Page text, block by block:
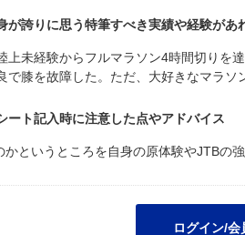
が誇りに思う特筆すべき実績や経験があ
上未経験からフルマラソン4時間切りを
で膝を故障した。ただ、大好きなマラ
ート記入時に注意した点やアドバイス
かというところを自身の原体験やJTBの